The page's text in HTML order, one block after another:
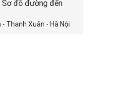
Sơ đồ đường đến
Thanh Xuân - Hà Nội